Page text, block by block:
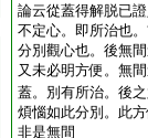
論云從蓋得解脱已
不定心。即所治也
分別觀心也。後無
又未必明方便。無
蓋。別有所治。後
煩惱如此分別。此
非是無間